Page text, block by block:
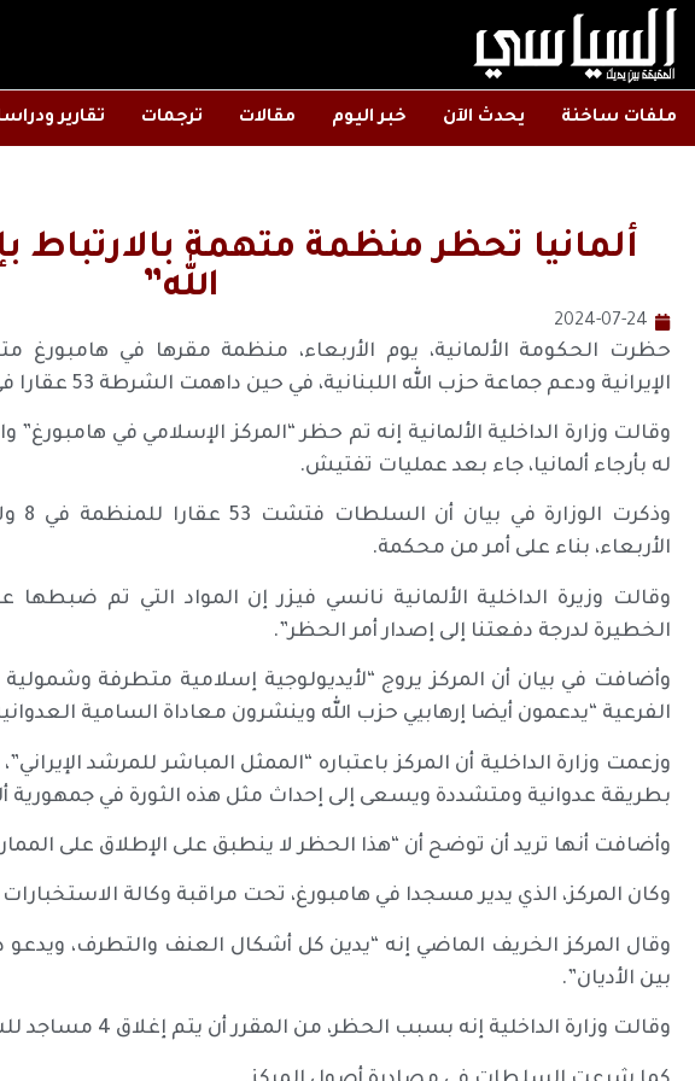
ملفات ساخنة يحدث الآن خبر اليوم مقالات ترجمات تقارير
ألمانيا تحظر منظمة متهمة بالارتباط
الله”
2024-07-24
حظرت الحكومة الألمانية، يوم الأربعاء، منظمة مقرها في هامبورغ
الإيرانية ودعم جماعة حزب الله اللبنانية، في حين داهمت الشرطة 53 عقارا في جميع أنحاء البلاد.
وقالت وزارة الداخلية الألمانية إنه تم حظر “المركز الإسلامي في هامبورغ”
له بأرجاء ألمانيا، جاء بعد عمليات تفتيش.
الأربعاء، بناء على أمر من محكمة.
وقالت وزيرة الداخلية الألمانية نانسي فيزر إن المواد التي تم
الخطيرة لدرجة دفعتنا إلى إصدار أمر الحظر”.
وأضافت في بيان أن المركز يروج “لأيديولوجية إسلامية متطرفة وشمولية
الفرعية “يدعمون أيضا إرهابيي حزب الله وينشرون معاداة السامية
وزعمت وزارة الداخلية أن المركز باعتباره “الممثل المباشر للمرشد
بطريقة عدوانية ومتشددة ويسعى إلى إحداث مثل هذه الثورة في جمهورية
وأضافت أنها تريد أن توضح أن “هذا الحظر لا ينطبق على الإطلاق على
وكان المركز، الذي يدير مسجدا في هامبورغ، تحت مراقبة وكالة الاستخبارات
وقال المركز الخريف الماضي إنه “يدين كل أشكال العنف والتطرف، ويدعو
بين الأديان”.
وقالت وزارة الداخلية إنه بسبب الحظر، من المقرر أن يتم إغلاق 4 مساجد للشيعة في ألمانيا.